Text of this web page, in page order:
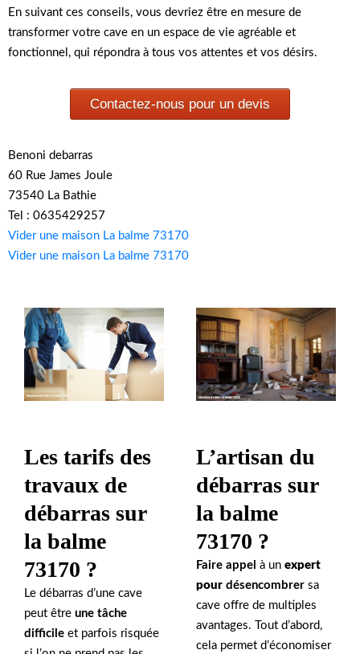
En suivant ces conseils, vous devriez être en mesure de
transformer votre cave en un espace de vie agréable et
fonctionnel, qui répondra à tous vos attentes et vos désirs.
Contactez-nous pour un devis
Benoni debarras
60 Rue James Joule
73540 La Bathie
Tel : 0635429257
Vider une maison La balme 73170
Vider une maison La balme 73170
Les tarifs des
travaux de
débarras sur
la balme
73170 ?
Le débarras d’une cave
peut être une tâche
difficile et parfois risquée
L’artisan du
débarras sur
la balme
73170 ?
Faire appel à un expert
pour désencombrer sa
cave offre de multiples
avantages. Tout d’abord,
cela permet d’économiser